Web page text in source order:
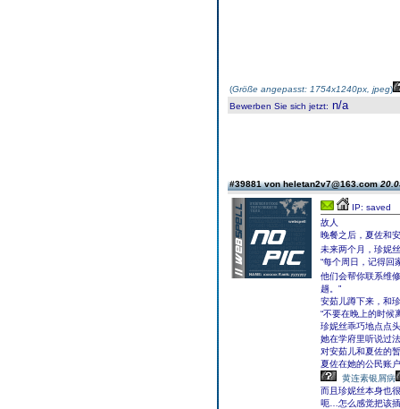
(Größe angepasst: 1754x1240px, jpeg)
Bewerben Sie sich jetzt: n/a
#39881 von heletan2v7@163.com
IP: saved
故人
晚餐之后，夏佐和
未来两个月，珍妮
“每个周日，记得回
他们会帮你联系维
趟。”
安茹儿蹲下来，和
“不要在晚上的时候
珍妮丝乖巧地点点
她在学府里听说过
对安茹儿和夏佐的
夏佐在她的公民账
黄连素银屑病
而且珍妮丝本身也
呃…怎么感觉把该